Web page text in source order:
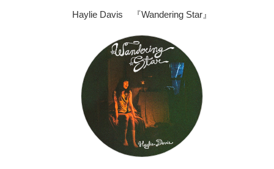
Haylie Davis 『Wandering Star』